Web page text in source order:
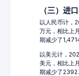
（三）进
以人民币计，
万元，相比上
期减少了
以美元计，
美元，相比上
期减少了